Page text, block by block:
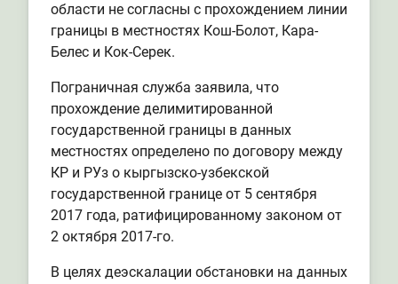
области не согласны с прохождением линии
границы в местностях Кош-Болот, Кара-
Белес и Кок-Серек.
Пограничная служба заявила, что
прохождение делимитированной
государственной границы в данных
местностях определено по договору между
КР и РУз о кыргызско-узбекской
государственной границе от 5 сентября
2017 года, ратифицированному законом от
2 октября 2017-го.
В целях деэскалации обстановки на данных